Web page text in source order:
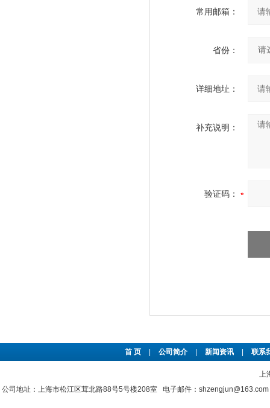
常用邮箱：
省份：
详细地址：
补充说明：
验证码：
首 页 公司简介 新闻资讯 联系
上
公司地址：上海市松江区茸北路88号5号楼208室 电子邮件：